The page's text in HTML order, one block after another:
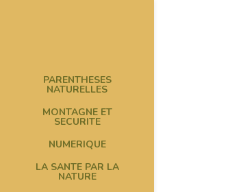
PARENTHESES
NATURELLES
MONTAGNE ET
SECURITE
NUMERIQUE
LA SANTE PAR LA
NATURE